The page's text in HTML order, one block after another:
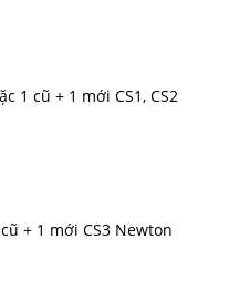
1 cũ + 1 mới CS1, CS2
+ 1 mới CS3 Newton